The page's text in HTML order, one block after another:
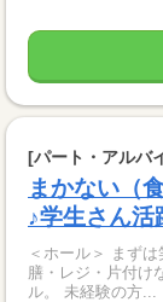
[パート・アルバ
まかない（
♪学生さん活
＜ホール＞ まず
膳・レジ・片付けなど 接
ル。 未経験の方...